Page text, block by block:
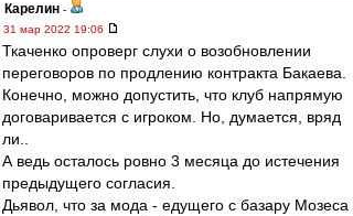
Карелин -
31 мар 2022 19:06
Ткаченко опроверг слухи о возобновлении
переговоров по продлению контракта Бакаева.
Конечно, можно допустить, что клуб напрямую
договаривается с игроком. Но, думается, вряд
ли..
А ведь осталось ровно 3 месяца до истечения
предыдущего согласия.
Дьявол, что за мода - едущего с базару Мозеса